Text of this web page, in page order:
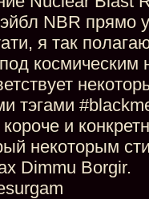
NBR прямо
я так
тэгами
и
некоторым
Dimmu Borgir.